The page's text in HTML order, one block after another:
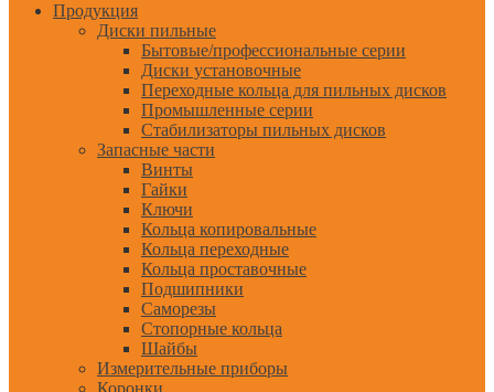
Продукция
Диски пильные
Бытовые/профессиональные серии
Диски установочные
Переходные кольца для пильных дисков
Промышленные серии
Стабилизаторы пильных дисков
Запасные части
Винты
Гайки
Ключи
Кольца копировальные
Кольца переходные
Кольца проставочные
Подшипники
Саморезы
Стопорные кольца
Шайбы
Измерительные приборы
Коронки